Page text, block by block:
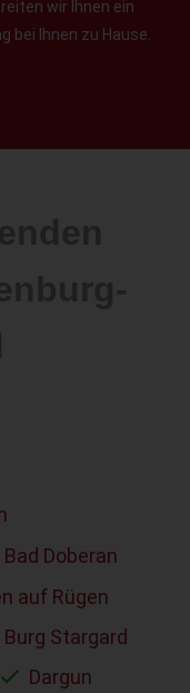
wir Ihnen ein
bei Ihnen zu Hause.
Bad Doberan
auf Rügen
Burg Stargard
Dargun